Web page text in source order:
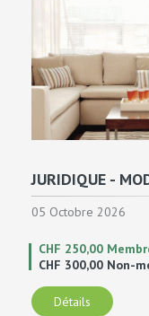
JURIDIQUE -
05 Octobre 2026
CHF 250,00
CHF 300,00 Non-
Détails